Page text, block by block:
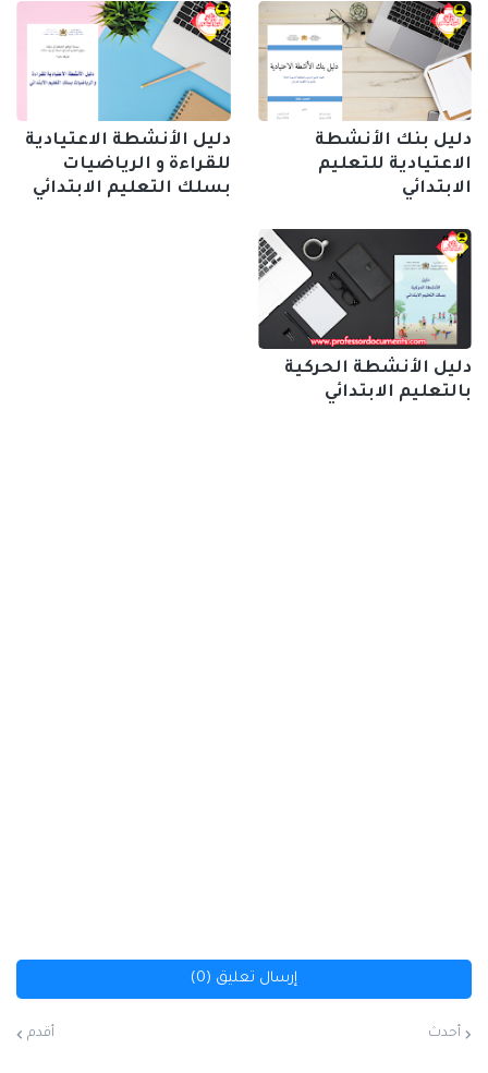
دليل بنك الأنشطة
الاعتيادية للتعليم
الابتدائي
دليل الأنشطة الاعتيادية
للقراءة و الرياضيات
بسلك التعليم الابتدائي
دليل الأنشطة الحركية
بالتعليم الابتدائي
إرسال تعليق (0)
أحدث أقدم